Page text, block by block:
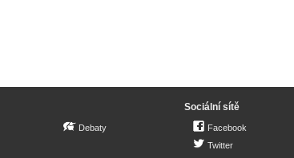
Debaty
Sociální sítě
Facebook
Twitter